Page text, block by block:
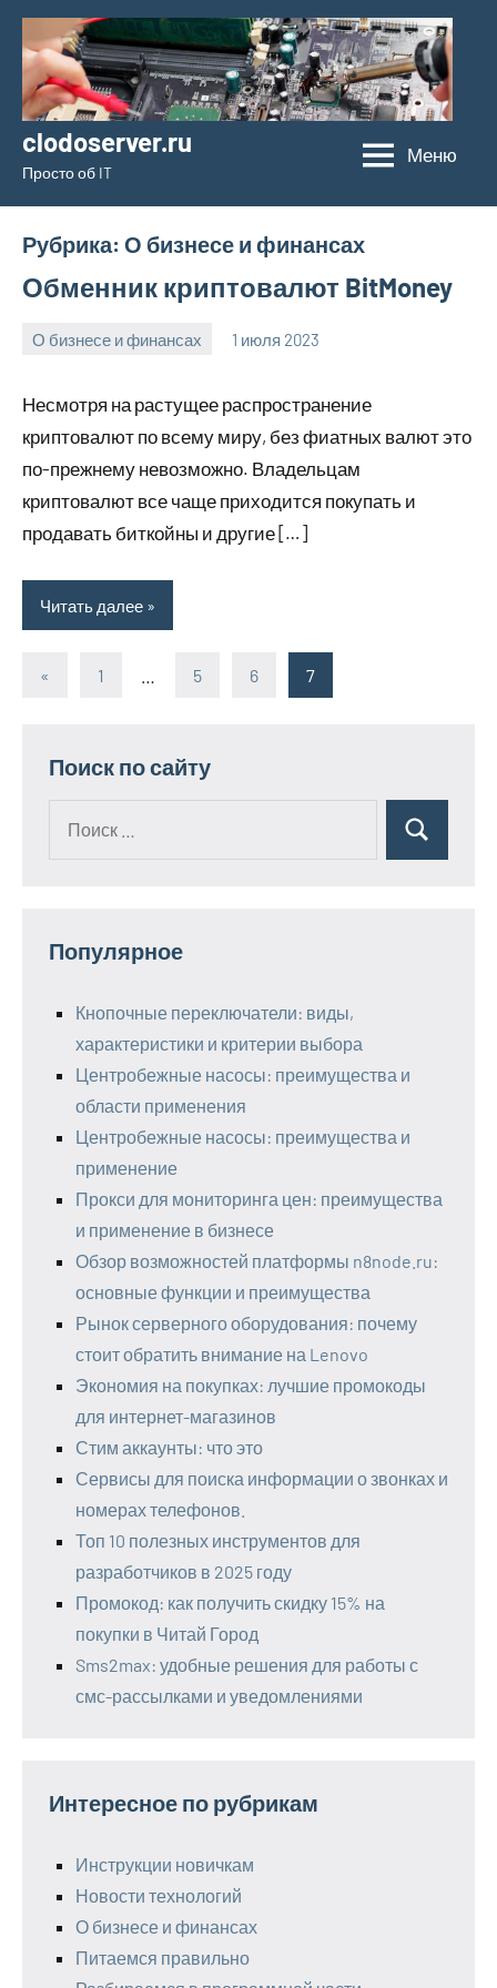
Перейти
содержимому
clodoserver.ru
Просто об IT
Меню
Рубрика: О бизнесе и финансах
Обменник криптовалют BitMoney
О бизнесе и финансах 1 июля 2023
Несмотря на растущее распространение
криптовалют по всему миру, без фиатных валют это
по-прежнему невозможно. Владельцам
криптовалют все чаще приходится покупать и
продавать биткойны и другие […]
Читать далее
«
Предыдущие
1 5 6 7
Поиск по сайту
Поиск
Популярное
Кнопочные переключатели: виды,
характеристики и критерии выбора
Центробежные насосы: преимущества и
области применения
Центробежные насосы: преимущества и
применение
Прокси для мониторинга цен: преимущества
и применение в бизнесе
Обзор возможностей платформы n8node.ru:
основные функции и преимущества
Рынок серверного оборудования: почему
стоит обратить внимание на Lenovo
Экономия на покупках: лучшие промокоды
для интернет-магазинов
Стим аккаунты: что это
Сервисы для поиска информации о звонках и
номерах телефонов.
Топ 10 полезных инструментов для
разработчиков в 2025 году
Промокод: как получить скидку 15% на
покупки в Читай Город
Sms2max: удобные решения для работы с
смс-рассылками и уведомлениями
Интересное по рубрикам
Инструкции новичкам
Новости технологий
О бизнесе и финансах
Питаемся правильно